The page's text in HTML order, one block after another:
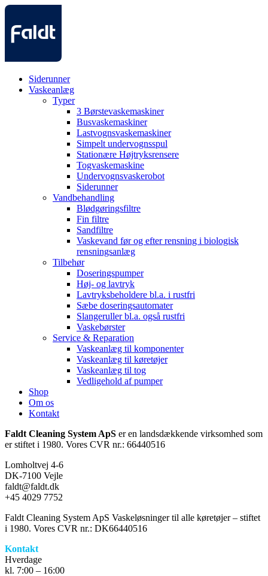
Siderunner
Vaskeanlæg
Typer
3 Børstevaskemaskiner
Busvaskemaskiner
Lastvognsvaskemaskiner
Simpelt undervognsspul
Stationære Højtryksrensere
Togvaskemaskine
Undervognsvaskerobot
Siderunner
Vandbehandling
Blødgøringsfiltre
Fin filtre
Sandfiltre
Vaskevand før og efter rensning i biologisk
rensningsanlæg
Tilbehør
Doseringspumper
Høj- og lavtryk
Lavtryksbeholdere bl.a. i rustfri
Sæbe doseringsautomater
Slangeruller bl.a. også rustfri
Vaskebørster
Service & Reparation
Vaskeanlæg til komponenter
Vaskeanlæg til køretøjer
Vaskeanlæg til tog
Vedligehold af pumper
Shop
Om os
Kontakt
Faldt Cleaning System ApS er en landsdækkende virksomhed som
er stiftet i 1980. Vores CVR nr.: 66440516
Lomholtvej 4-6
DK-7100 Vejle
faldt@faldt.dk
+45 4029 7752
Faldt Cleaning System ApS Vaskeløsninger til alle køretøjer – stiftet
i 1980. Vores CVR nr.: DK66440516
Kontakt
Hverdage
kl. 7:00 – 16:00